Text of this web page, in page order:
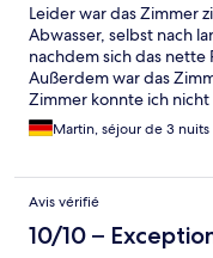
Leider war das Zimmer
Abwasser, selbst nach
nachdem sich das
Außerdem war das
Zimmer konnte ich
war. Die Angestellten
Martin, séjour de 3 nuits
Avis vérifié
10/10 –